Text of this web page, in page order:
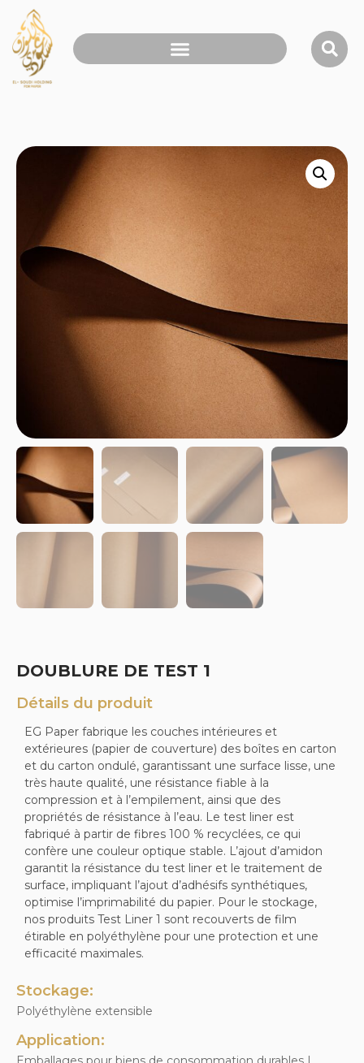
DOUBLURE DE TEST 1
Détails du produit
EG Paper fabrique les couches intérieures et
extérieures (papier de couverture) des boîtes en carton
et du carton ondulé, garantissant une surface lisse, une
très haute qualité, une résistance fiable à la
compression et à l’empilement, ainsi que des
propriétés de résistance à l’eau. Le test liner est
fabriqué à partir de fibres 100 % recyclées, ce qui
confère une couleur optique stable. L’ajout d’amidon
garantit la résistance du test liner et le traitement de
surface, impliquant l’ajout d’adhésifs synthétiques,
optimise l’imprimabilité du papier. Pour le stockage,
nos produits Test Liner 1 sont recouverts de film
étirable en polyéthylène pour une protection et une
efficacité maximales.
Stockage:
Polyéthylène extensible
Application: